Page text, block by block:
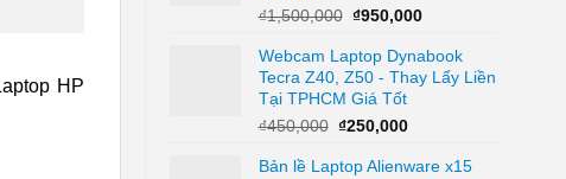
₫1,500,000 Giá
là:
₫1,500,000.
₫950,000Giá
tại
là:
Webcam Laptop Dynabook
Tecra Z40, Z50 - Thay Lấy Liền
Tại TPHCM Giá Tốt
₫450,000 Giá
là:
₫250,000Giá
tại
Bản lề Laptop Alienware x15
HP